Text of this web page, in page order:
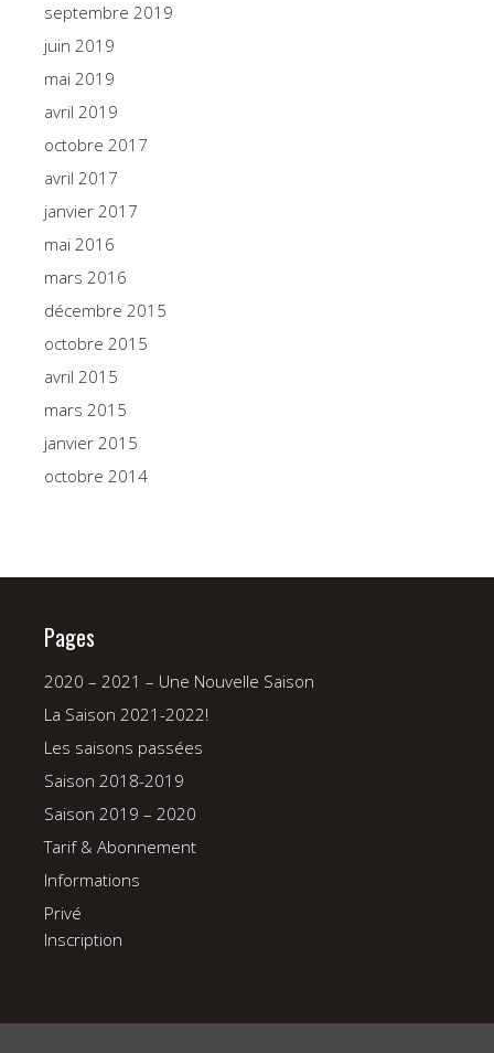
septembre 2019
juin 2019
mai 2019
avril 2019
octobre 2017
avril 2017
janvier 2017
mai 2016
mars 2016
décembre 2015
octobre 2015
avril 2015
mars 2015
janvier 2015
octobre 2014
Pages
2020 – 2021 – Une Nouvelle Saison
La Saison 2021-2022!
Les saisons passées
Saison 2018-2019
Saison 2019 – 2020
Tarif & Abonnement
Informations
Privé
Inscription